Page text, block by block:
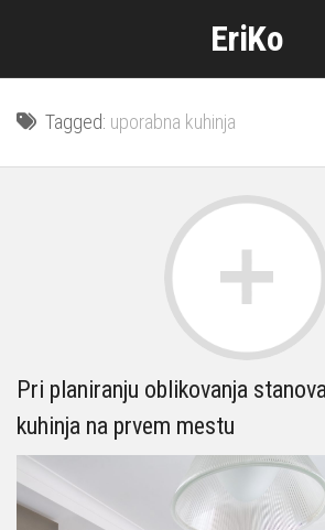
EriKo
Tagged: uporabna kuhinja
Pri planiranju oblikovanja
kuhinja na prvem mestu